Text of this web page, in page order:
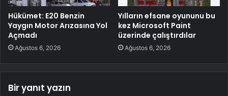
Hükümet: E20 Benzin
Yaygın Motor Arızasına Yol
Açmadı
Ağustos 6, 2026
Yılların efsane oyununu bu
kez Microsoft Paint
üzerinde çalıştırdılar
Ağustos 6, 2026
Bir yanıt yazın